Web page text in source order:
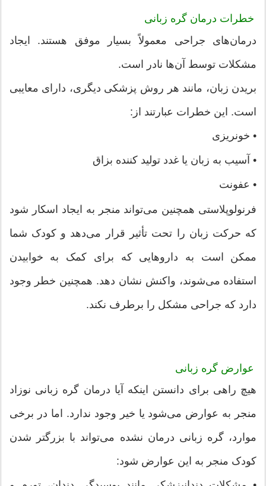
خطرات درمان گره زبانی
درمان‌های جراحی معمولاً بسیار موفق هستند. ایجاد
مشکلات توسط آن‌ها نادر است.
بریدن زبان، مانند هر روش پزشکی دیگری، دارای معایبی
است. این خطرات عبارتند از:
• خونریزی
• آسیب به زبان یا غدد تولید کننده بزاق
• عفونت
فرنولوپلاستی همچنین می‌تواند منجر به ایجاد اسکار شود
که حرکت زبان را تحت تأثیر قرار می‌دهد و کودک شما
ممکن است به داروهایی که برای کمک به خوابیدن
استفاده می‌شوند، واکنش نشان دهد. همچنین خطر وجود
دارد که جراحی مشکل را برطرف نکند.
عوارض گره زبانی
هیچ راهی برای دانستن اینکه آیا درمان گره زبانی نوزاد
منجر به عوارض می‌شود یا خیر وجود ندارد. اما در برخی
موارد، گره زبانی درمان نشده می‌تواند با بزرگتر شدن
کودک منجر به این عوارض شود: